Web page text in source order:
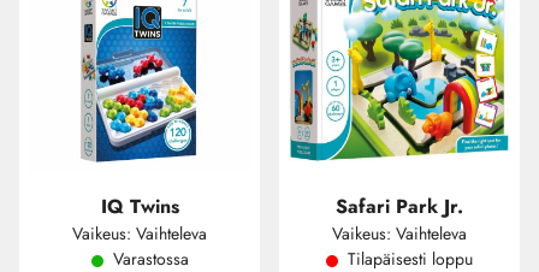
IQ Twins
Vaikeus: Vaihteleva
Varastossa
Safari Park Jr.
Vaikeus: Vaihteleva
Tilapäisesti loppu